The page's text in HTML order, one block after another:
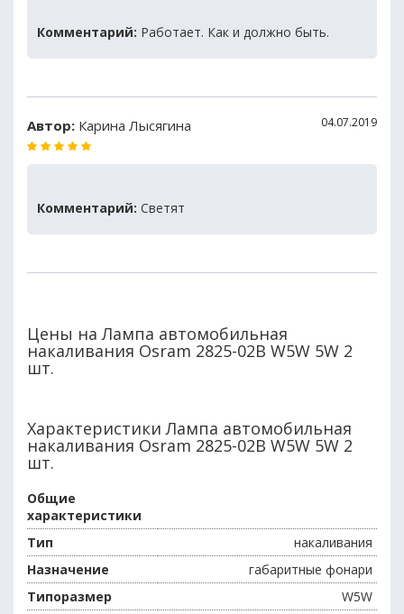
Комментарий: Работает. Как и должно быть.
Автор: Карина Лысягина 04.07.2019
Комментарий: Светят
Цены на Лампа автомобильная
накаливания Osram 2825-02B W5W 5W 2
шт.
Характеристики Лампа автомобильная
накаливания Osram 2825-02B W5W 5W 2
шт.
Общие
характеристики
Тип
накаливания
Назначение
габаритные фонари
Типоразмер
W5W